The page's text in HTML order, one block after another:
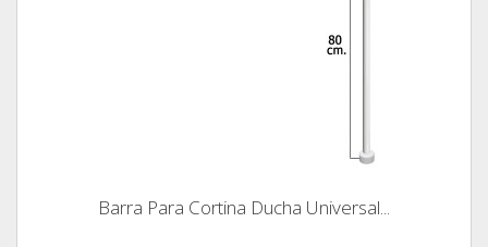
Barra Para Cortina Ducha Universal...